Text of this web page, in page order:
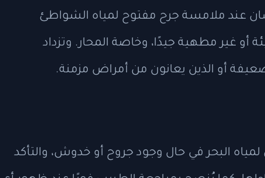
عند ملامسة جرح مفتوح لمياه الشواطئ
أو غير مطهية جيدًا، وخاصة المحار. وتزداد
أو الذين يعانون من أمراض مزمنة.
البحر في حال وجود جروح أو خدوش، والتأكد